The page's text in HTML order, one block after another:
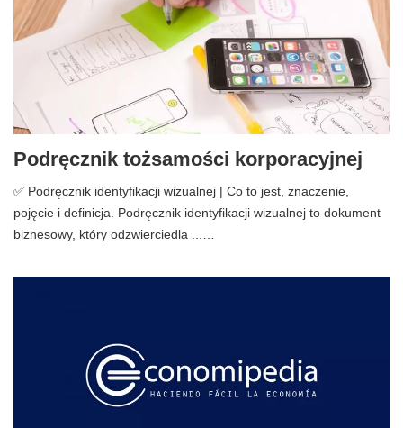
Podręcznik tożsamości korporacyjnej
✅ Podręcznik identyfikacji wizualnej | Co to jest, znaczenie,
pojęcie i definicja. Podręcznik identyfikacji wizualnej to dokument
biznesowy, który odzwierciedla ...…